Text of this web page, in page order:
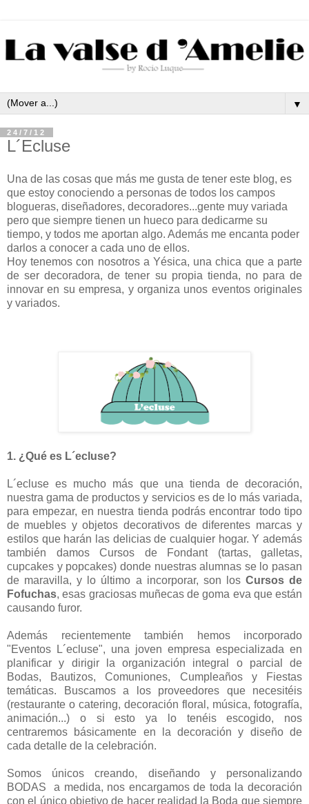
▼
24/7/12
L´Ecluse
Una de las cosas que más me gusta de tener este blog, es
que estoy conociendo a personas de todos los campos
blogueras, diseñadores, decoradores...gente muy variada
pero que siempre tienen un hueco para dedicarme su
tiempo, y todos me aportan algo. Además me encanta poder
darlos a conocer a cada uno de ellos.
Hoy tenemos con nosotros a Yésica, una chica que a parte
de ser decoradora, de tener su propia tienda, no para de
innovar en su empresa, y organiza unos eventos originales
y variados.
1. ¿Qué es L´ecluse?
L´ecluse es mucho más que una tienda de decoración,
nuestra gama de productos y servicios es de lo más variada,
para empezar, en nuestra tienda podrás encontrar todo tipo
de muebles y objetos decorativos de diferentes marcas y
estilos que harán las delicias de cualquier hogar. Y además
también damos Cursos de Fondant (tartas, galletas,
cupcakes y popcakes) donde nuestras alumnas se lo pasan
de maravilla, y lo último a incorporar, son los Cursos de
Fofuchas, esas graciosas muñecas de goma eva que están
causando furor.
Además recientemente también hemos incorporado
"Eventos L´ecluse", una joven empresa especializada en
planificar y dirigir la organización integral o parcial de
Bodas, Bautizos, Comuniones, Cumpleaños y Fiestas
temáticas. Buscamos a los proveedores que necesitéis
(restaurante o catering, decoración floral, música, fotografía,
animación...) o si esto ya lo tenéis escogido, nos
centraremos básicamente en la decoración y diseño de
cada detalle de la celebración.
Somos únicos creando, diseñando y personalizando
BODAS a medida, nos encargamos de toda la decoración
con el único objetivo de hacer realidad la Boda que siempre